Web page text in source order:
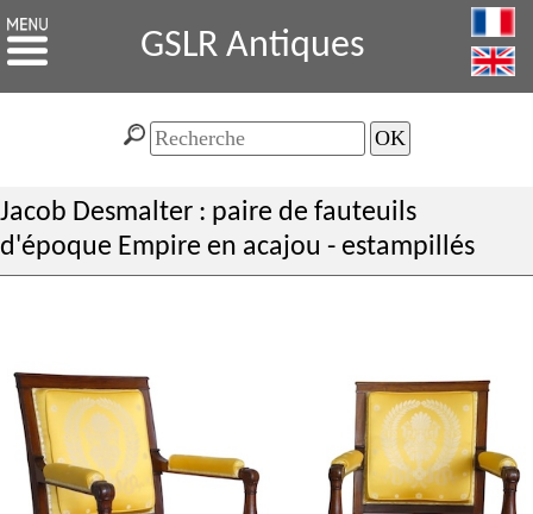
GSLR Antiques
Jacob Desmalter : paire de fauteuils
d'époque Empire en acajou - estampillés